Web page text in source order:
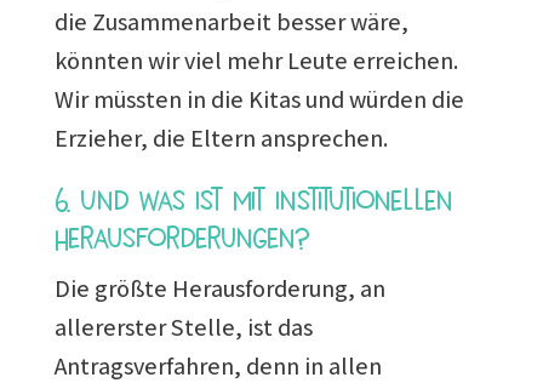
die Zusammenarbeit besser wäre,
könnten wir viel mehr Leute erreichen.
Wir müssten in die Kitas und würden die
Erzieher, die Eltern ansprechen.
6. Und was ist mit institutionellen
Herausforderungen?
Die größte Herausforderung, an
allererster Stelle, ist das
Antragsverfahren, denn in allen